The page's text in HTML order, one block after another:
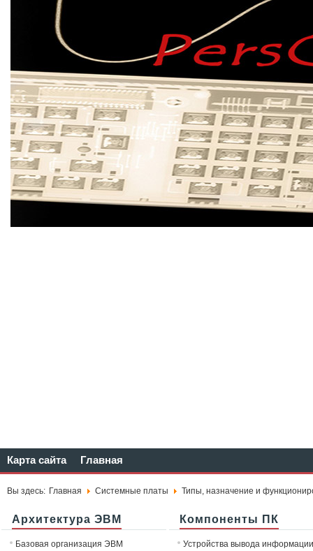
Карта сайта Главная
Вы здесь: Главная Системные платы Типы, назначение и
Архитектура ЭВМ
Базовая организация ЭВМ
Компоненты ПК
Устройства вывода информации